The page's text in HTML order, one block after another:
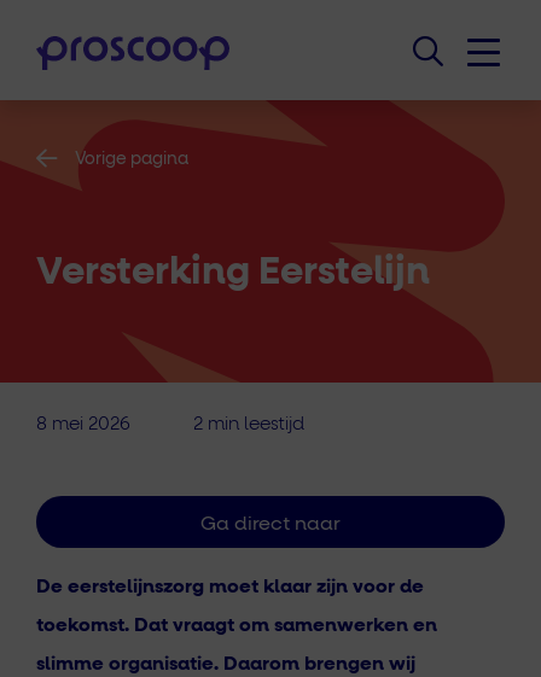
Vorige pagina
Versterking Eerstelijn
8 mei 2026 2 min leestijd
De eerstelijnszorg moet klaar zijn voor de
toekomst. Dat vraagt om samenwerken en
slimme organisatie. Daarom brengen wij